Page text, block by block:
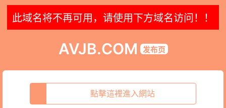
此域名将不再可用，请使用下方域名访问！！
AVJB.COM 发布页
點擊這裡進入網站